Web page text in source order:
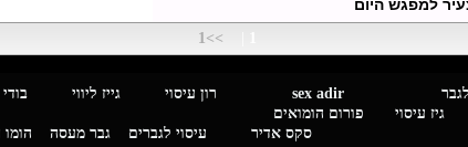
למפגש היום
>>1
מגבר לגבר sex adir רון עיסוי גייז
עיסוי פורום הומואים
סקס אדיר עיסוי לגברים גבר מעסה הומו